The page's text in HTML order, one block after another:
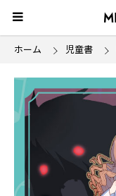
ホーム 児童書